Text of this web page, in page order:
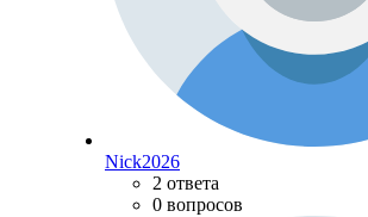
Nick2026
2 ответа
0 вопросов